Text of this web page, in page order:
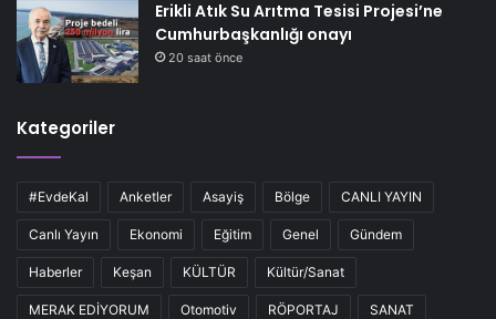
Erikli Atık Su Arıtma Tesisi Projesi’ne
Cumhurbaşkanlığı onayı
20 saat önce
Kategoriler
#EvdeKal Anketler Asayiş Bölge CANLI YAYIN
Canlı Yayın Ekonomi Eğitim Genel Gündem
Haberler Keşan KÜLTÜR Kültür/Sanat
MERAK EDİYORUM Otomotiv RÖPORTAJ SANAT